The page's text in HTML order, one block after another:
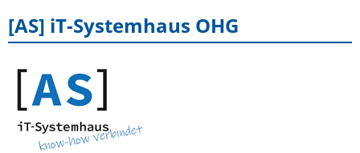
[AS] iT-Systemhaus OHG